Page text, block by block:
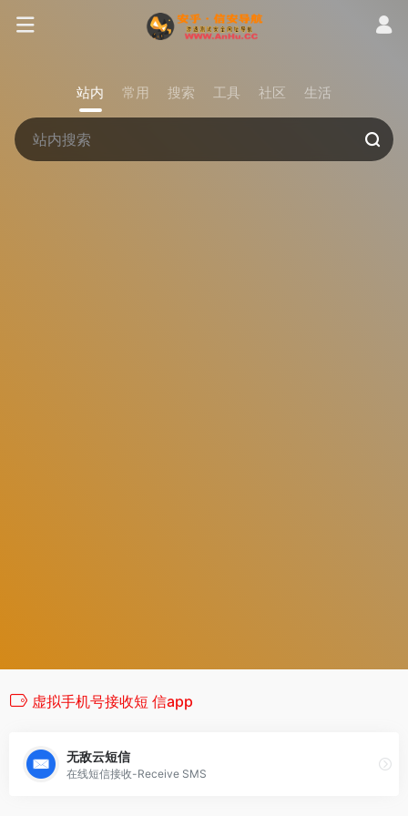
站内 常用 搜索 工具 社区 生活
虚拟手机号接收短 信app
无敌云短信
在线短信接收-Receive SMS